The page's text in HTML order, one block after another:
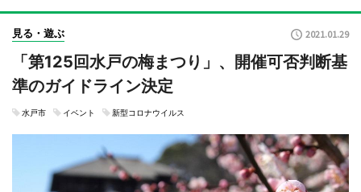
見る・遊ぶ 2021.01.29
「第125回水戸の梅まつり」、開催可否判断基
準のガイドライン決定
水戸市 イベント 新型コロナウイルス